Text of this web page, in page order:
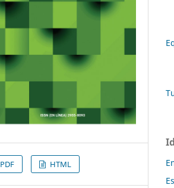
PDF HTML